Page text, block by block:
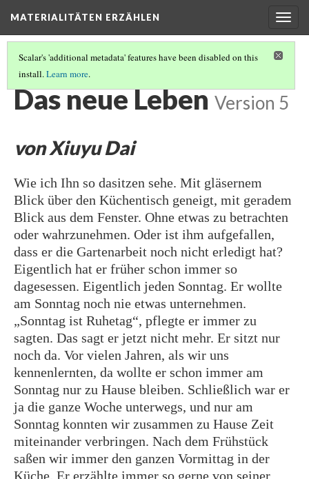
MATERIALITÄTEN ERZÄHLEN
Scalar's 'additional metadata' features have been disabled on this
install.Learn more.
MATERIALITÄTEN ERZÄHLEN
Das neue Leben Version 5
von Xiuyu Dai
Wie ich Ihn so dasitzen sehe. Mit gläsernem
Blick über den Küchentisch geneigt, mit geradem
Blick aus dem Fenster. Ohne etwas zu betrachten
oder wahrzunehmen. Oder ist ihm aufgefallen,
dass er die Gartenarbeit noch nicht erledigt hat?
Eigentlich hat er früher schon immer so
dagesessen. Eigentlich jeden Sonntag. Er wollte
am Sonntag noch nie etwas unternehmen.
„Sonntag ist Ruhetag“, pflegte er immer zu
sagten. Das sagt er jetzt nicht mehr. Er sitzt nur
noch da. Vor vielen Jahren, als wir uns
kennenlernten, da wollte er schon immer am
Sonntag nur zu Hause bleiben. Schließlich war er
ja die ganze Woche unterwegs, und nur am
Sonntag konnten wir zusammen zu Hause Zeit
miteinander verbringen. Nach dem Frühstück
saßen wir immer den ganzen Vormittag in der
Küche. Er erzählte immer so gerne von seiner